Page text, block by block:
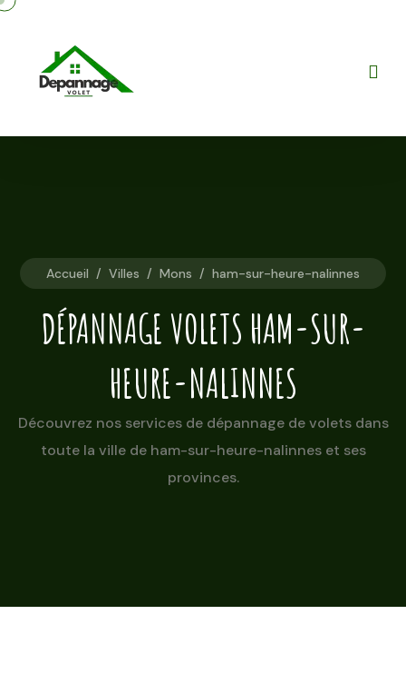
Accueil / Villes / Mons / ham-sur-heure-nalinnes
DÉPANNAGE VOLETS HAM-SUR-
HEURE-NALINNES
Découvrez nos services de dépannage de volets dans
toute la ville de ham-sur-heure-nalinnes et ses
provinces.